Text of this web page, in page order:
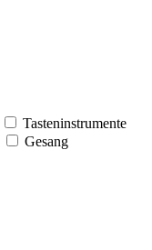
Tasteninstrumente
Gesang